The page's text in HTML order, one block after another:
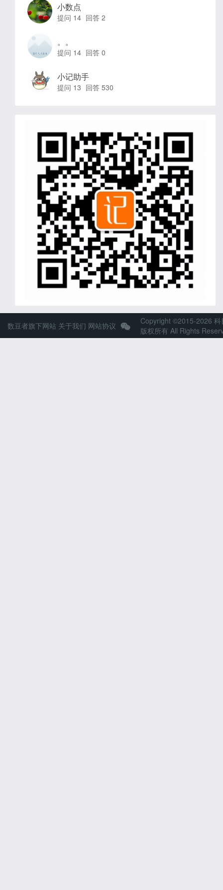
小数点
提问 14 回答 2
。。
提问 14 回答 0
小记助手
提问 13 回答 530
数豆者旗下网站 关于我们 网站协议
Copyright ©2015-2026
版权所有 All Rights